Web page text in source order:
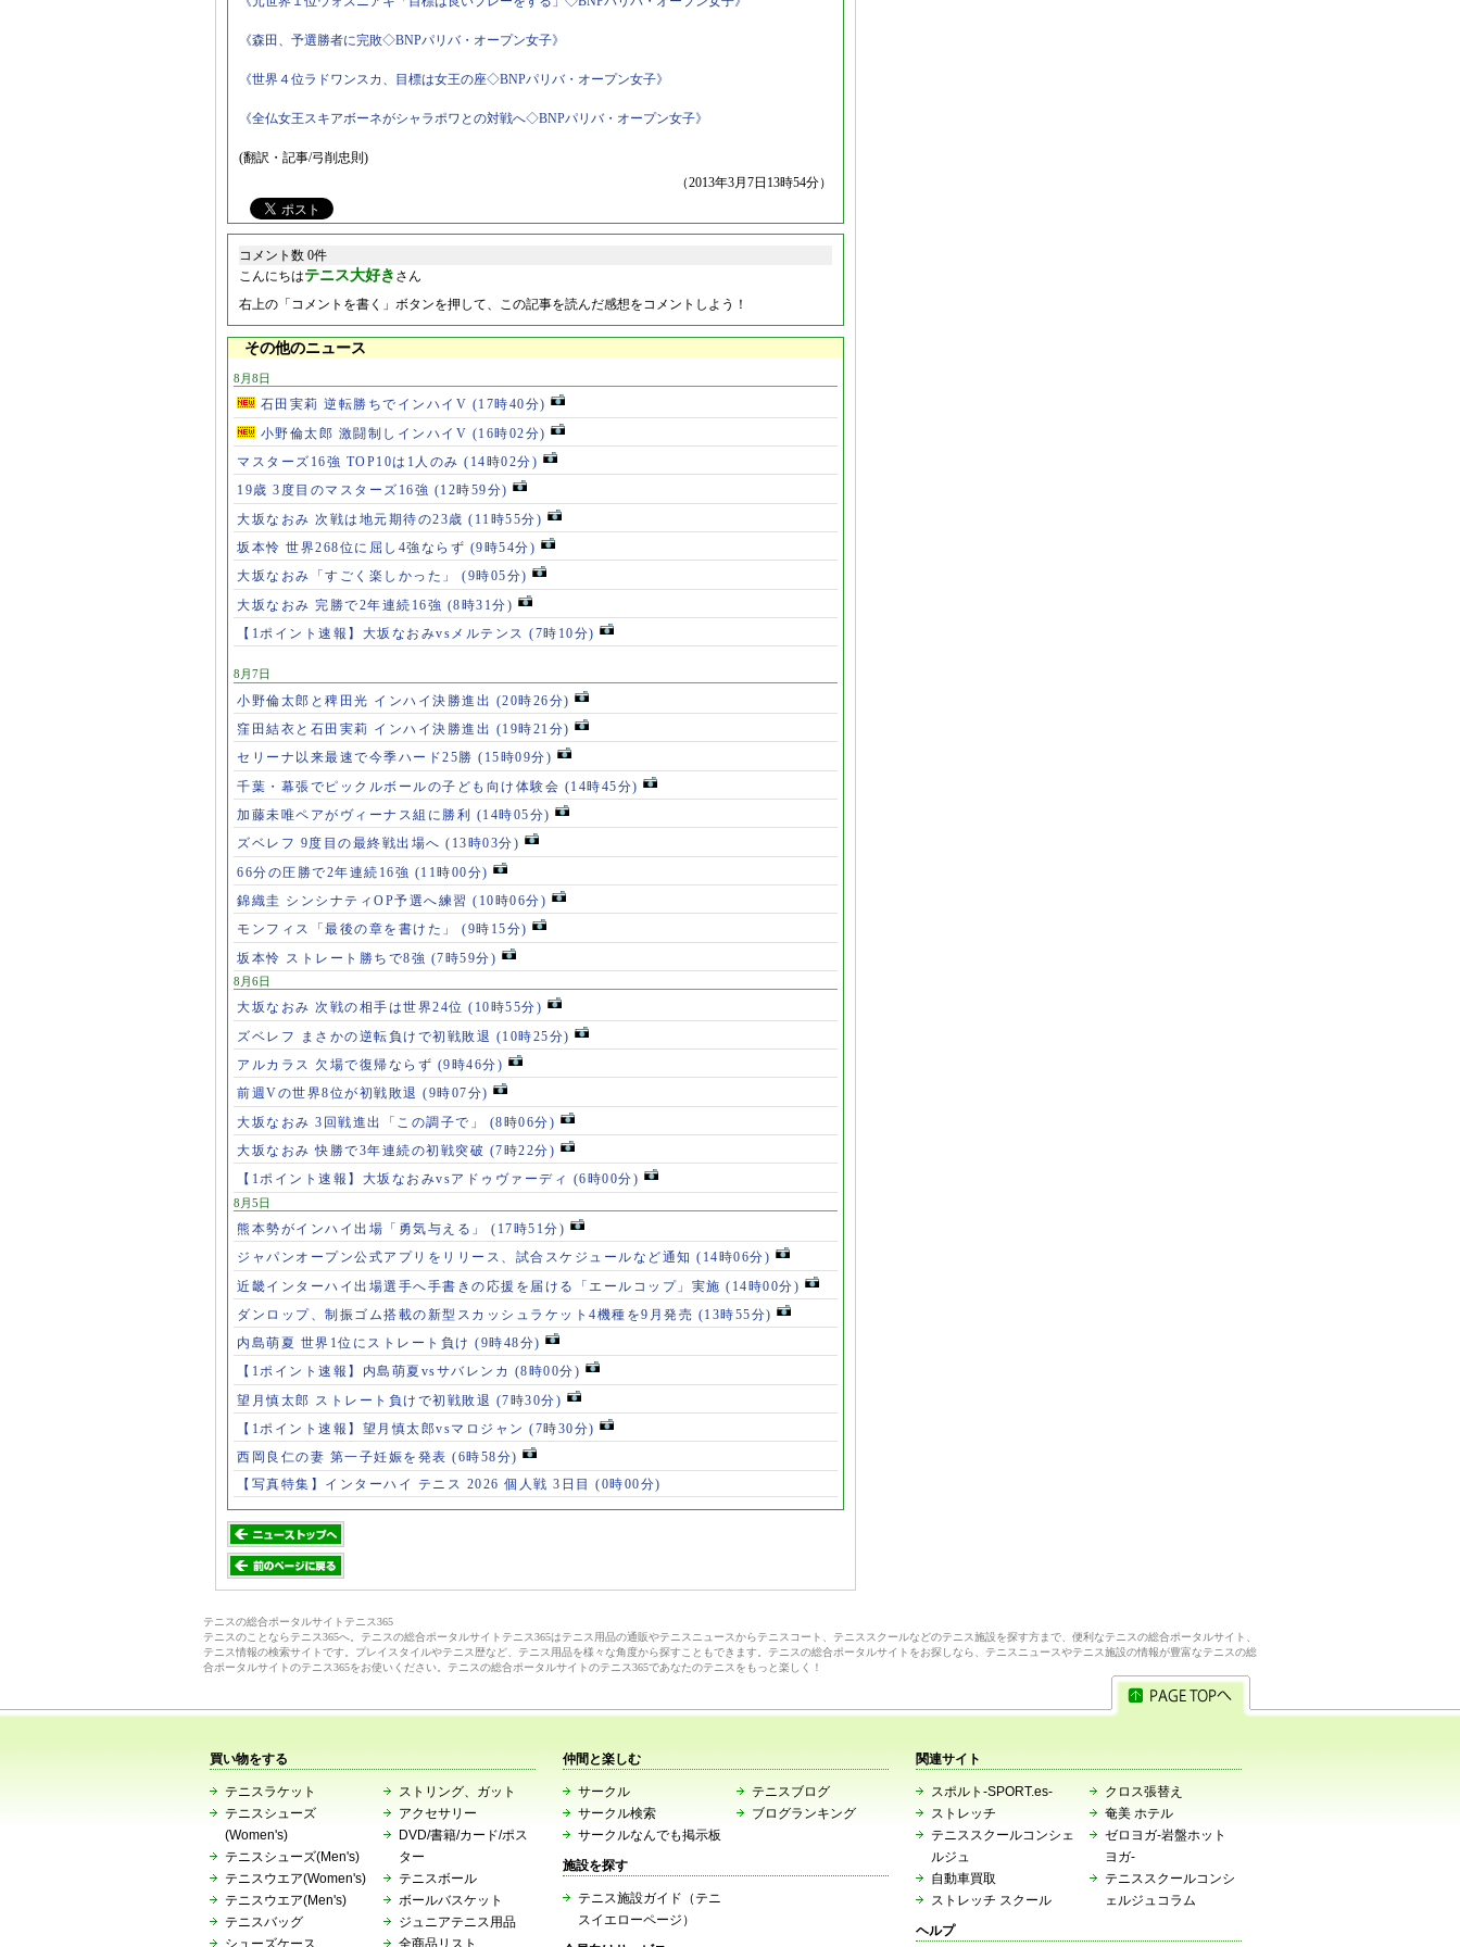
《森田、予選勝者に完敗◇BNPパリバ・オープン女子》
《世界４位ラドワンスカ、目標は女王の座◇BNPパリバ・オープン女子》
《全仏女王スキアボーネがシャラポワとの対戦へ◇BNPパリバ・オープン女子》
(翻訳・記事/弓削忠則)
（2013年3月7日13時54分）
コメント数 0件
こんにちはテニス大好き さん
右上の「コメントを書く」ボタンを押して、この記事を読んだ感想をコメントしよう！
その他のニュース
8月8日
石田実莉 逆転勝ちでインハイV (17時40分)
小野倫太郎 激闘制しインハイV (16時02分)
マスターズ16強 TOP10は1人のみ (14時02分)
19歳 3度目のマスターズ16強 (12時59分)
大坂なおみ 次戦は地元期待の23歳 (11時55分)
坂本怜 世界268位に屈し4強ならず (9時54分)
大坂なおみ「すごく楽しかった」 (9時05分)
大坂なおみ 完勝で2年連続16強 (8時31分)
【1ポイント速報】大坂なおみvsメルテンス (7時10分)
8月7日
小野倫太郎と稗田光 インハイ決勝進出 (20時26分)
窪田結衣と石田実莉 インハイ決勝進出 (19時21分)
セリーナ以来最速で今季ハード25勝 (15時09分)
千葉・幕張でピックルボールの子ども向け体験会 (14時45分)
加藤未唯ペアがヴィーナス組に勝利 (14時05分)
ズベレフ 9度目の最終戦出場へ (13時03分)
66分の圧勝で2年連続16強 (11時00分)
錦織圭 シンシナティOP予選へ練習 (10時06分)
モンフィス「最後の章を書けた」 (9時15分)
坂本怜 ストレート勝ちで8強 (7時59分)
8月6日
大坂なおみ 次戦の相手は世界24位 (10時55分)
ズベレフ まさかの逆転負けで初戦敗退 (10時25分)
アルカラス 欠場で復帰ならず (9時46分)
前週Vの世界8位が初戦敗退 (9時07分)
大坂なおみ 3回戦進出「この調子で」 (8時06分)
大坂なおみ 快勝で3年連続の初戦突破 (7時22分)
【1ポイント速報】大坂なおみvsアドゥヴァーディ (6時00分)
8月5日
熊本勢がインハイ出場「勇気与える」 (17時51分)
ジャパンオープン公式アプリをリリース、試合スケジュールなど通知 (14時06分)
近畿インターハイ出場選手へ手書きの応援を届ける「エールコップ」実施 (14時00分)
ダンロップ、制振ゴム搭載の新型スカッシュラケット4機種を9月発売 (13時55分)
内島萌夏 世界1位にストレート負け (9時48分)
【1ポイント速報】内島萌夏vsサバレンカ (8時00分)
望月慎太郎 ストレート負けで初戦敗退 (7時30分)
【1ポイント速報】望月慎太郎vsマロジャン (7時30分)
西岡良仁の妻 第一子妊娠を発表 (6時58分)
【写真特集】インターハイ テニス 2026 個人戦 3日目 (0時00分)
テニスの総合ポータルサイトテニス365
テニスのことならテニス365へ。テニスの総合ポータルサイトテニス365はテニス用品の通販やテニスニュースからテニスコート、テニススクールなどのテニス施設を探す方まで、便利なテニスの総合ポータルサイト、
テニス情報の検索サイトです。プレイスタイルやテニス歴など、テニス用品を様々な角度から探すこともできます。テニスの総合ポータルサイトをお探しなら、テニスニュースやテニス施設の情報が豊富なテニスの総
合ポータルサイトのテニス365をお使いください。テニスの総合ポータルサイトのテニス365であなたのテニスをもっと楽しく！
買い物をする
テニスラケット
テニスシューズ
(Women's)
テニスシューズ(Men's)
テニスウエア(Women's)
テニスウエア(Men's)
テニスバッグ
シューズケース
ストリング、ガット
アクセサリー
DVD/書籍/カード/ポス
ター
テニスボール
ボールバスケット
ジュニアテニス用品
全商品リスト
仲間と楽しむ
サークル
サークル検索
サークルなんでも掲示板
テニスブログ
ブログランキング
施設を探す
テニス施設ガイド（テニ
スイエローページ）
関連サイト
スポルト-SPORT.es-
ストレッチ
テニススクールコンシェ
ルジュ
自動車買取
ストレッチ スクール
クロス張替え
奄美 ホテル
ゼロヨガ-岩盤ホット
ヨガ-
テニススクールコンシ
ェルジュコラム
ヘルプ